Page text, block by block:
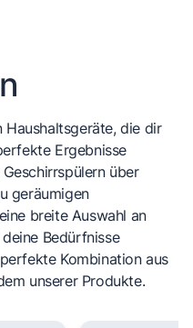
Haushaltsgeräte, die dir
Ergebnisse
über
geräumigen
breite Auswahl an
Bedürfnisse
Kombination aus
unserer Produkte.